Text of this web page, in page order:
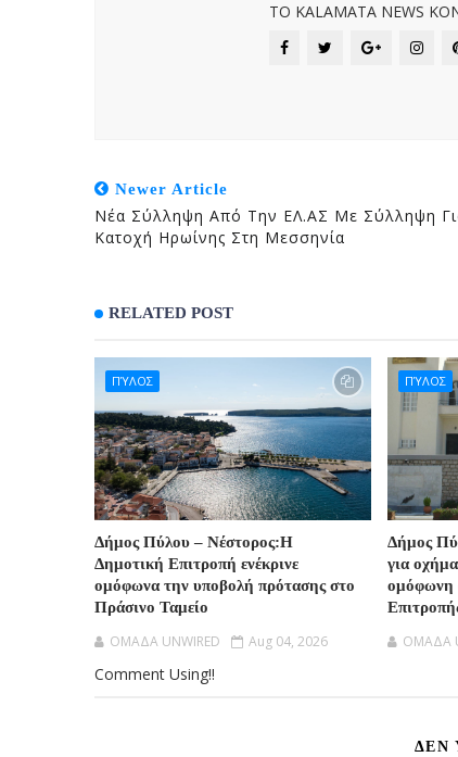
ΤΟ KALAMATA NEWS
Newer Article
Νέα Σύλληψη Από Την ΕΛ.ΑΣ Με Σύλληψη
Κατοχή Ηρωίνης Στη Μεσσηνία
RELATED POST
ΠΎΛΟΣ
Δήμος Πύλου – Νέστορος:Η
Δημοτική Επιτροπή ενέκρινε
ομόφωνα την υποβολή πρότασης στο
Πράσινο Ταμείο
OMAΔΑ UNWIRED Aug 04, 2026
ΠΎΛΟΣ
Δήμος
για
ομόφωνη
OMAΔΑ
Comment Using!!
ΔΕΝ